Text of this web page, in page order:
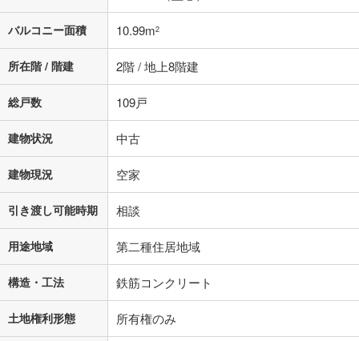
バルコニー面積 10.99m2
所在階 / 階建 2階 / 地上8階建
総戸数 109戸
建物状況 中古
建物現況 空家
引き渡し可能時期 相談
用途地域 第二種住居地域
構造・工法 鉄筋コンクリート
土地権利形態 所有権のみ